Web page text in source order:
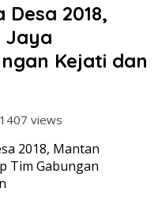
2018,
Jaya
Kejati dan
1407 views